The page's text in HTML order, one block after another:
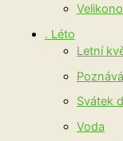
. Léto
Letní
Svátek
Voda